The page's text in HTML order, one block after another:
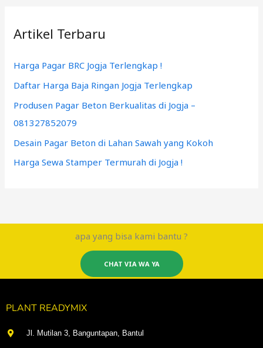
Artikel Terbaru
Harga Pagar BRC Jogja Terlengkap !
Daftar Harga Baja Ringan Jogja Terlengkap
Produsen Pagar Beton Berkualitas di Jogja –
081327852079
Desain Pagar Beton di Lahan Sawah yang Kokoh
Harga Sewa Stamper Termurah di Jogja !
apa yang bisa kami bantu ?
CHAT VIA WA YA
PLANT READYMIX
Jl. Mutilan 3, Banguntapan, Bantul